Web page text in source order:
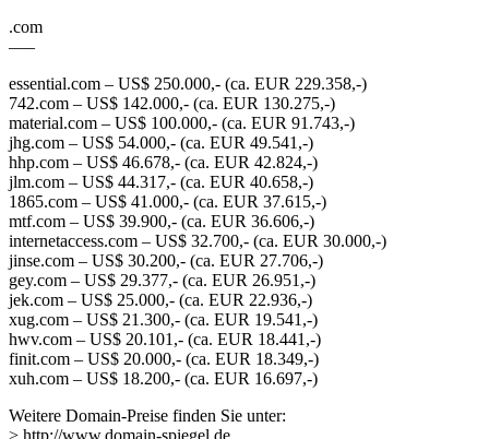
.com
—–
essential.com – US$ 250.000,- (ca. EUR 229.358,-)
742.com – US$ 142.000,- (ca. EUR 130.275,-)
material.com – US$ 100.000,- (ca. EUR 91.743,-)
jhg.com – US$ 54.000,- (ca. EUR 49.541,-)
hhp.com – US$ 46.678,- (ca. EUR 42.824,-)
jlm.com – US$ 44.317,- (ca. EUR 40.658,-)
1865.com – US$ 41.000,- (ca. EUR 37.615,-)
mtf.com – US$ 39.900,- (ca. EUR 36.606,-)
internetaccess.com – US$ 32.700,- (ca. EUR 30.000,-)
jinse.com – US$ 30.200,- (ca. EUR 27.706,-)
gey.com – US$ 29.377,- (ca. EUR 26.951,-)
jek.com – US$ 25.000,- (ca. EUR 22.936,-)
xug.com – US$ 21.300,- (ca. EUR 19.541,-)
hwv.com – US$ 20.101,- (ca. EUR 18.441,-)
finit.com – US$ 20.000,- (ca. EUR 18.349,-)
xuh.com – US$ 18.200,- (ca. EUR 16.697,-)
Weitere Domain-Preise finden Sie unter:
> http://www.domain-spiegel.de